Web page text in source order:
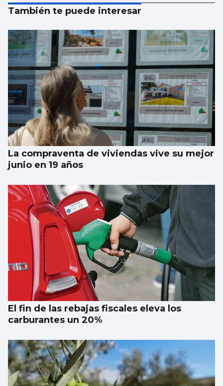
También te puede interesar
La compraventa de viviendas vive su mejor
junio en 19 años
El fin de las rebajas fiscales eleva los
carburantes un 20%